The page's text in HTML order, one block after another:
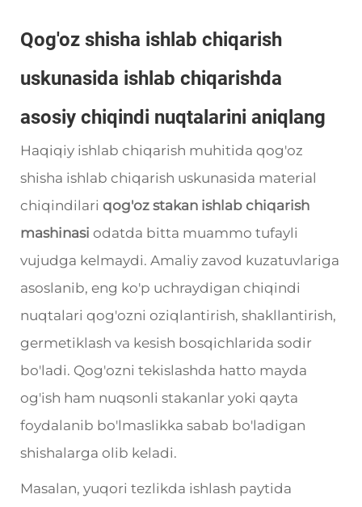
Qog'oz shisha ishlab chiqarish
uskunasida ishlab chiqarishda
asosiy chiqindi nuqtalarini aniqlang
Haqiqiy ishlab chiqarish muhitida qog'oz
shisha ishlab chiqarish uskunasida material
chiqindilari qog'oz stakan ishlab chiqarish
mashinasi odatda bitta muammo tufayli
vujudga kelmaydi. Amaliy zavod kuzatuvlariga
asoslanib, eng ko'p uchraydigan chiqindi
nuqtalari qog'ozni oziqlantirish, shakllantirish,
germetiklash va kesish bosqichlarida sodir
bo'ladi. Qog'ozni tekislashda hatto mayda
og'ish ham nuqsonli stakanlar yoki qayta
foydalanib bo'lmaslikka sabab bo'ladigan
shishalarga olib keladi.
Masalan, yuqori tezlikda ishlash paytida